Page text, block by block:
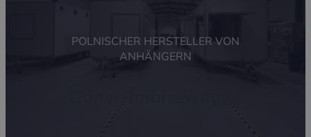
POLNISCHER HERSTELLER VON
ANHÄNGERN